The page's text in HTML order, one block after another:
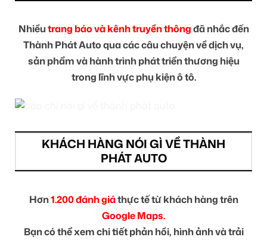
Nhiềutrang báo và kênh truyền thôngđã nhắc đến
Thành Phát Auto qua các câu chuyện về dịch vụ,
sản phẩm và hành trình phát triển thương hiệu
trong lĩnh vực phụ kiện ô tô.
KHÁCH HÀNG NÓI GÌ VỀ THÀNH
PHÁT AUTO
Hơn1.200 đánh giáthực tế từ khách hàng trên
Google Maps.
Bạn có thể xem chi tiết phản hồi, hình ảnh và trải